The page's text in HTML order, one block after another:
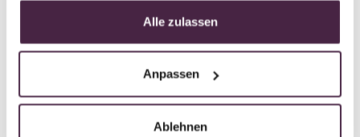
Alle zulassen
Anpassen
Ablehnen
Leichenbestattung Wilhelm Alkin
Gesellschaft m.b.H
4030 Linz